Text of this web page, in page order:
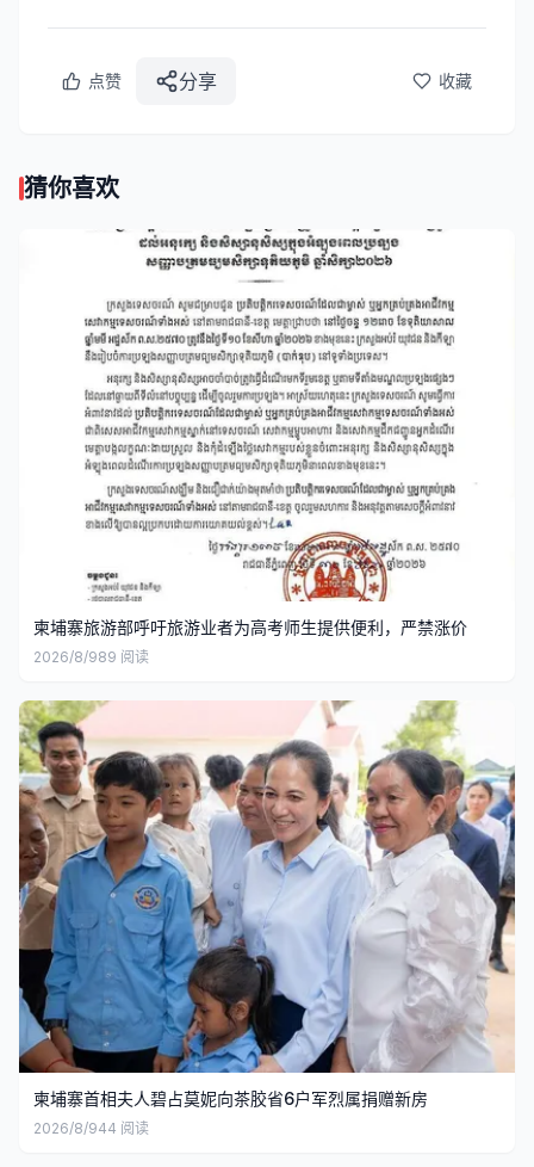
点赞 分享 收藏
猜你喜欢
柬埔寨旅游部呼吁旅游业者为高考师生提供便利，严禁涨价
2026/8/989 阅读
柬埔寨首相夫人碧占莫妮向茶胶省6户军烈属捐赠新房
2026/8/944 阅读